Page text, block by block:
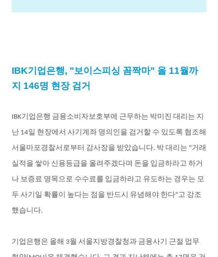
IBK기업은행, "보이스피싱 꼼짝마" 올 11월까
지 146명 현장 검거
IBK기업은행 금융소비자보호부에 근무하는 박미진 대리는 지
난 14일 현장에서 사기계좌 명의인을 검거할 수 있도록 협조해
서울마포경찰서로부터 감사장을 받았습니다. 박대리는 "거래
실적을 쌓아 신용등급을 올려주겠다며 돈을 입금하라고 하거
나 보증료 명목으로 수수료를 입금하라고 유도하는 경우는 모
두 사기일 확률이 높다는 점을 반드시 유념해야 한다" 고 강조
했습니다.
기업은행은 올해 3월 서울지방경찰청과 금융사기 근절 업무